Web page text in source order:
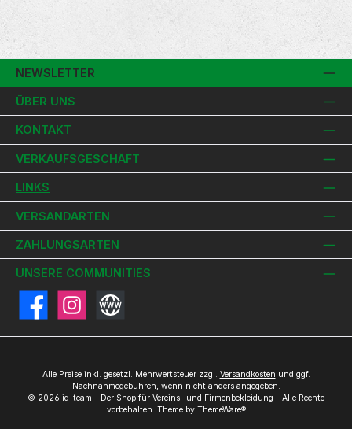
NEWSLETTER
ÜBER UNS
KONTAKT
VERKAUFSGESCHÄFT
LINKS
VERSANDARTEN
ZAHLUNGSARTEN
UNSERE COMMUNITIES
FacebookInstagramWebsite
Alle Preise inkl. gesetzl. Mehrwertsteuer zzgl. Versandkosten und ggf.
Nachnahmegebühren, wenn nicht anders angegeben.
© 2026 iq-team - Der Shop für Vereins- und Firmenbekleidung - Alle Rechte
vorbehalten. Theme by ThemeWare®